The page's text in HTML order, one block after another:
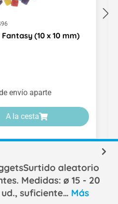
(10 x 10 mm)
envío aparte
A la cesta
aleatorio
Medidas: ø 15 - 20
suficiente… Más